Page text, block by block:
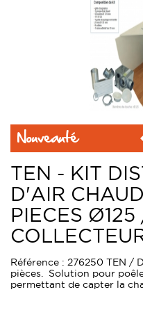
Nouveauté
TEN - KIT
D'AIR
PIECES
Référence : 276250 TEN /
pièces. Solution pour
permettant de capter la